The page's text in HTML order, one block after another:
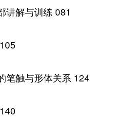
解与训练 081
触与形体关系 124